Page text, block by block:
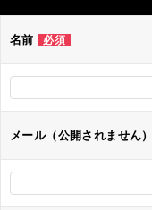
名前 必須
メール（公開されません）